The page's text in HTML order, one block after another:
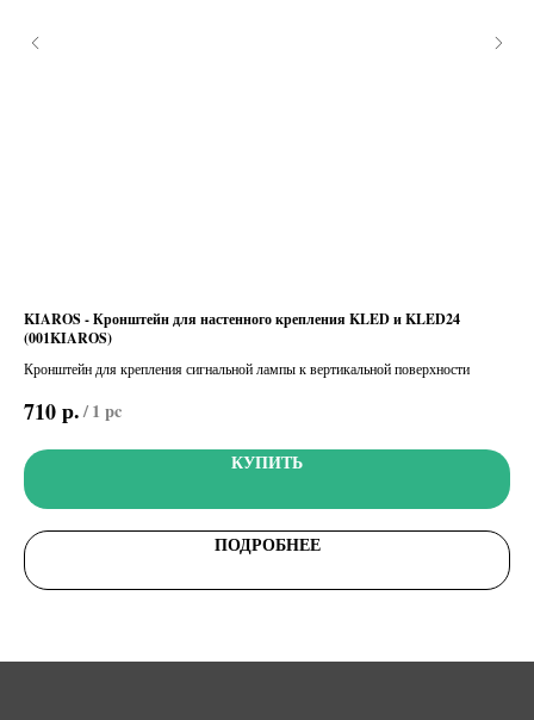
KIAROS - Кронштейн для настенного крепления KLED и KLED24
(001KIAROS)
Кронштейн для крепления сигнальной лампы к вертикальной поверхности
710р./1 pc
КУПИТЬ
ПОДРОБНЕЕ